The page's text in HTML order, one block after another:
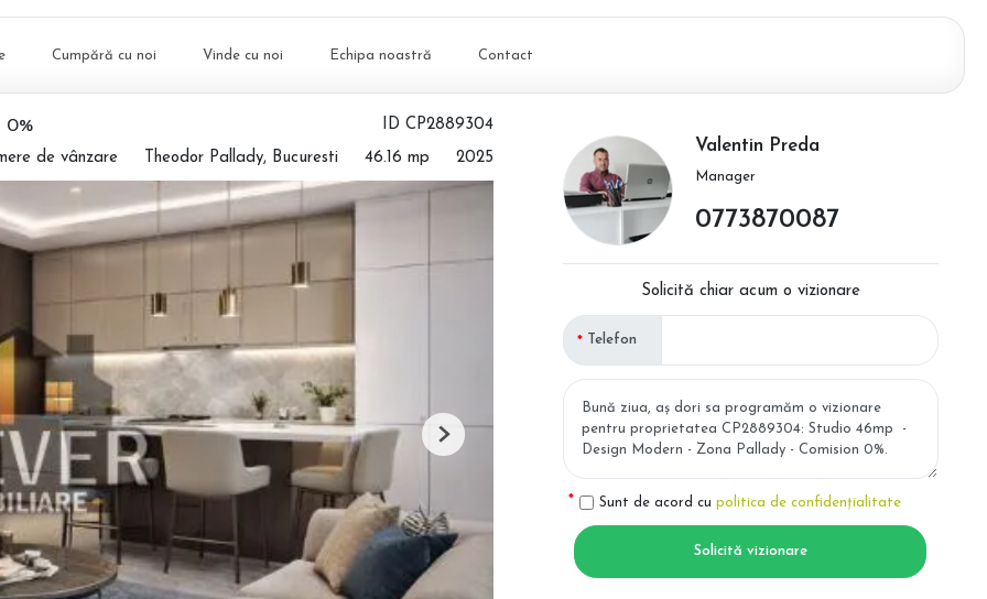
Cumpără cu noi Vinde cu noi Echipa noastră Contact
ID CP2889304
0%
de vânzare Theodor Pallady, Bucuresti 46.16 mp 2025
Next
Valentin Preda
Manager
0773870087
Solicită chiar acum o vizionare
Telefon
Sunt de acord cu politica de confidențialitate
Solicită vizionare